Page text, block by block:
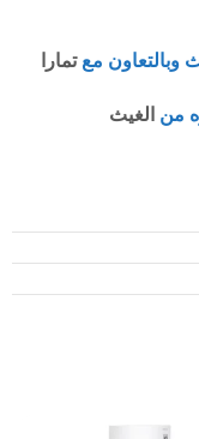
وبالتعاون معتمارا
من الغيث